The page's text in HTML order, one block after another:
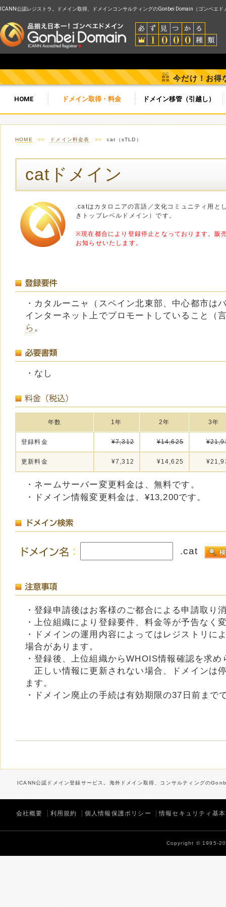
ICANN公認レジストラ。ドメイン取得、ドメインコンサルティングのGonbei Domain（ゴンベエド
今だけ！お得
HOME ドメイン取得・料金 ドメイン移管（引越し）
HOME >> ドメイン料金表 >> cat（sTLD）
catドメイン
.catはカタロニアの言語／文化コミュニティ用と
きトップレベルドメイン）です。
※現在都合により登録停止となっております。販
お知らせいたします。
・カタルーニャ（スペイン北東部、中心都市は
インターネット上でプロモートしていること（
ら 。
・なし
年数 1年 2年 3年
登録料金 ¥7,312 ¥14,625
更新料金 ¥7,312 ¥14,625
・ネームサーバー変更料金は、無料です。
・ドメイン情報変更料金は、¥13,200です。
.cat
・登録申請後はお客様のご都合による申請取り
・上位組織により登録要件、料金等が予告なく
・ドメインの運用内容によってはレジストリに
場合があります。
・登録後、上位組織からWHOIS情報確認を求
正しい情報に更新されない場合、ドメインは
ます。
・ドメイン廃止の手続は有効期限の37日前まで
ICANN公認ドメイン登録サービス。海外ドメイン取得、コンサルティングの
会社概要 利用規約 個人情報保護ポリシー 情報セキュリティ基
Copyright © 1995-